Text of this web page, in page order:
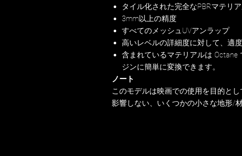
タイル化された完全なPBRマテリ
3mm以上の精度
すべてのメッシュUVアンラップ
高いレベルの詳細度に対して、適
含まれているマテリアルは Octane
ジンに簡単に変換できます。
ノート
このモデルは映画での使用を目的と
影響しない、いくつかの小さな地形/